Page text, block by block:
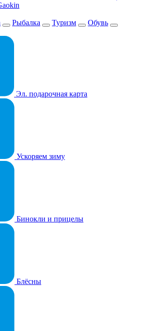
Рыбалка Туризм
Обувь
Эл. подарочная карта
Ускоряем зиму
Бинокли и прицелы
Блёсны